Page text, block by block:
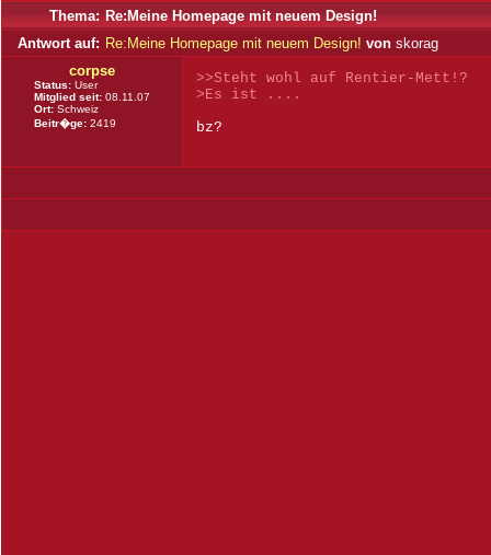
Thema: Re:Meine Homepage mit neuem Design!
Antwort auf: Re:Meine Homepage mit neuem Design! von skorag
corpse
Status: User
Mitglied seit: 08.11.07
Ort: Schweiz
Beitr�ge: 2419
>>Steht wohl auf Rentier-Mett!?
>Es ist ....
bz?